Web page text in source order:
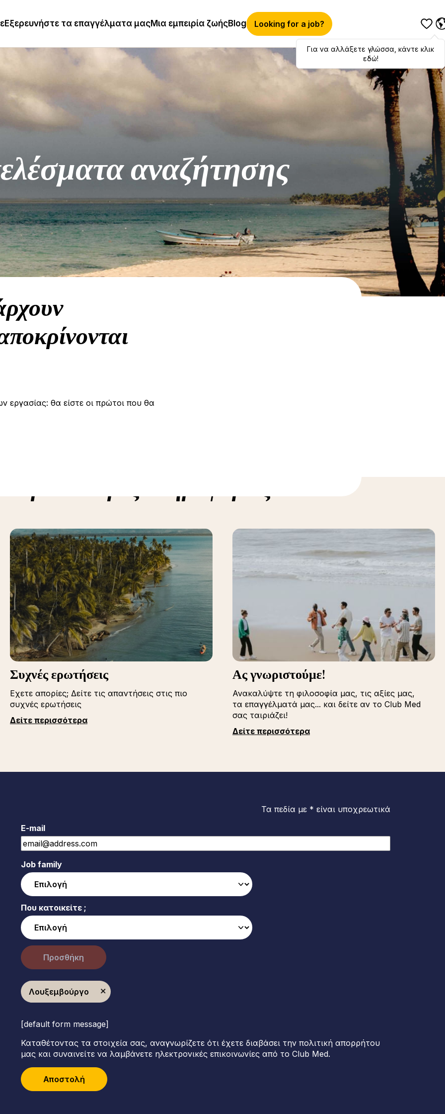
Εξερευνήστε τα επαγγέλματα μαςΜια εμπειρία ζωήςBlog Looking for a job?
Hola,bonjour ,ciao! To switch
languages, click here!
Για να αλλάξετε γλώσσα, κάντε κλικ
εδώ!
αναζήτησης
εργασίας: θα είστε οι πρώτοι που θα
περισσότερες πληροφορίες
Συχνές ερωτήσεις
Εχετε απορίες; Δείτε τις απαντήσεις στις πιο
συχνές ερωτήσεις
Δείτε περισσότερα
Ας γνωριστούμε!
Ανακαλύψτε τη φιλοσοφία μας, τις αξίες μας,
τα επαγγέλματά μας... και δείτε αν το Club Med
σας ταιριάζει!
Δείτε περισσότερα
Τα πεδία με * είναι υποχρεωτικά
E-mail
Job family
Που κατοικείτε ;
Προσθήκη
Λουξεμβούργο
[default form message]
Καταθέτοντας τα στοιχεία σας, αναγνωρίζετε ότι έχετε διαβάσει την πολιτική απορρήτου
μας και συναινείτε να λαμβάνετε ηλεκτρονικές επικοινωνίες από το Club Med.
Αποστολή